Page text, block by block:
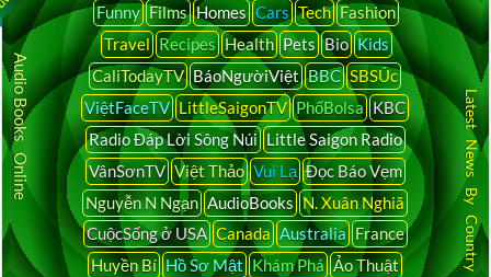
Funny Films Homes Cars Tech Fashion
Travel Recipes Health Pets Bio Kids
CaliTodayTV BáoNgườiViệt BBC SBSÚc
ViệtFaceTV LittleSaigonTV PhốBolsa KBC
Radio Đáp Lời Sông Núi Little Saigon Radio
VânSơnTV Việt Thảo Vui Lạ Đọc Báo Vẹm
Nguyễn N Ngạn AudioBooks N. Xuân Nghiã
CuộcSống ở USA Canada Australia France
Huyền Bí Hồ Sơ Mật Khám Phá Ảo Thuật
Audio Books Online Latest News By Country